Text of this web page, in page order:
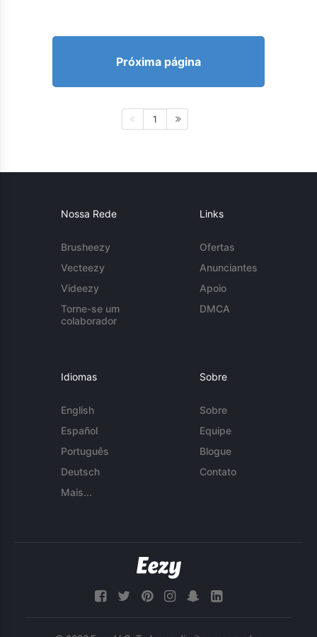
Próxima página
1
Nossa Rede
Brusheezy
Vecteezy
Videezy
Torne-se um
colaborador
Links
Ofertas
Anunciantes
Apoio
DMCA
Idiomas
English
Español
Português
Deutsch
Mais...
Sobre
Sobre
Equipe
Blogue
Contato